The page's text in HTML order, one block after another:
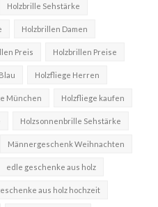
Holzbrille Sehstärke
Holzbrillen Damen
Preis Holzbrillen Preise
Holzfliege Herren
München Holzfliege kaufen
Holzsonnenbrille Sehstärke
Männergeschenk Weihnachten
edle geschenke aus holz
aus holz hochzeit